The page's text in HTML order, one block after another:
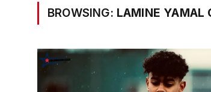
BROWSING: LAMINE YAMAL